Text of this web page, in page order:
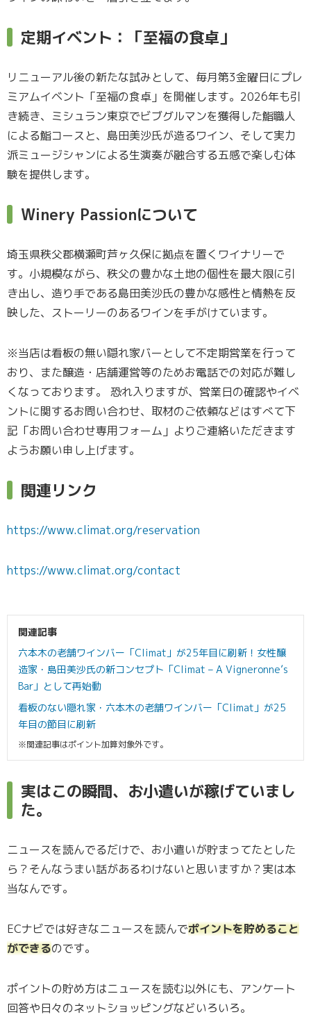
定期イベント：「至福の食卓」
リニューアル後の新たな試みとして、毎月第3金曜日にプレ
ミアムイベント「至福の食卓」を開催します。2026年も引
き続き、ミシュラン東京でビブグルマンを獲得した鮨職人
による鮨コースと、島田美沙氏が造るワイン、そして実力
派ミュージシャンによる生演奏が融合する五感で楽しむ体
験を提供します。
Winery Passionについて
埼玉県秩父郡横瀬町芦ヶ久保に拠点を置くワイナリーで
す。小規模ながら、秩父の豊かな土地の個性を最大限に引
き出し、造り手である島田美沙氏の豊かな感性と情熱を反
映した、ストーリーのあるワインを手がけています。
※当店は看板の無い隠れ家バーとして不定期営業を行って
おり、また醸造・店舗運営等のためお電話での対応が難し
くなっております。 恐れ入りますが、営業日の確認やイベ
ントに関するお問い合わせ、取材のご依頼などはすべて下
記「お問い合わせ専用フォーム」よりご連絡いただきます
ようお願い申し上げます。
関連リンク
https://www.climat.org/reservation
https://www.climat.org/contact
関連記事
六本木の老舗ワインバー「Climat」が25年目に刷新！女性醸
造家・島田美沙氏の新コンセプト「Climat – A Vigneronne’s
Bar」として再始動
看板のない隠れ家・六本木の老舗ワインバー「Climat」が25
年目の節目に刷新
※関連記事はポイント加算対象外です。
実はこの瞬間、お小遣いが稼げていまし
た。
ニュースを読んでるだけで、お小遣いが貯まってたとした
ら？そんなうまい話があるわけないと思いますか？実は本
当なんです。
ECナビでは好きなニュースを読んでポイントを貯めること
ができるのです。
ポイントの貯め方はニュースを読む以外にも、アンケート
回答や日々のネットショッピングなどいろいろ。